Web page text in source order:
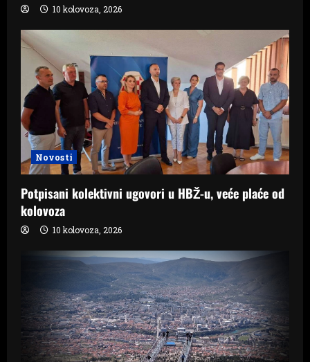
10 kolovoza, 2026
Novosti
Potpisani kolektivni ugovori u HBŽ-u, veće plaće od
kolovoza
10 kolovoza, 2026